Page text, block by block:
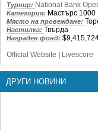
Турнир: National Bank
Категория: Мастърс 1000
Място на провеждане:
Настилка: Твърда
Награден фонд:
Official Website
Livescore
ДРУГИ НОВИНИ